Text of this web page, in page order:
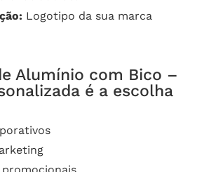
Logotipo da sua marca
Alumínio com Bico –
é a escolha